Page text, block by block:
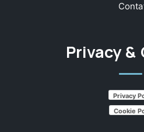
Privacy &
Privacy
Cookie